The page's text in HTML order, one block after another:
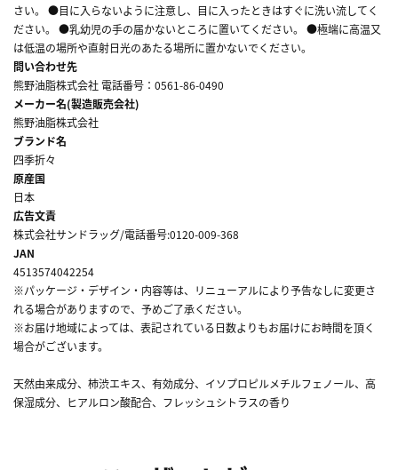
さい。 ●目に入らないように注意し、目に入ったときはすぐに洗い流してく
ださい。 ●乳幼児の手の届かないところに置いてください。 ●極端に高温又
は低温の場所や直射日光のあたる場所に置かないでください。
問い合わせ先
熊野油脂株式会社 電話番号：0561-86-0490
メーカー名(製造販売会社)
熊野油脂株式会社
ブランド名
四季折々
原産国
日本
広告文責
株式会社サンドラッグ/電話番号:0120-009-368
JAN
4513574042254
※パッケージ・デザイン・内容等は、リニューアルにより予告なしに変更さ
れる場合がありますので、予めご了承ください。
※お届け地域によっては、表記されている日数よりもお届けにお時間を頂く
場合がございます。
天然由来成分、柿渋エキス、有効成分、イソプロピルメチルフェノール、高
保湿成分、ヒアルロン酸配合、フレッシュシトラスの香り